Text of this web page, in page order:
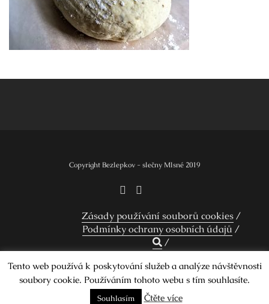
Copyright Bezlepkov - slečny Mlsné 2019
Zásady používání souborů cookies
Podmínky ochrany osobních údajů
Design by Smartcat
Tento web používá k poskytování služeb a analýze návštěvnosti
soubory cookie. Používáním tohoto webu s tím souhlasíte.
Souhlasím Čtěte více